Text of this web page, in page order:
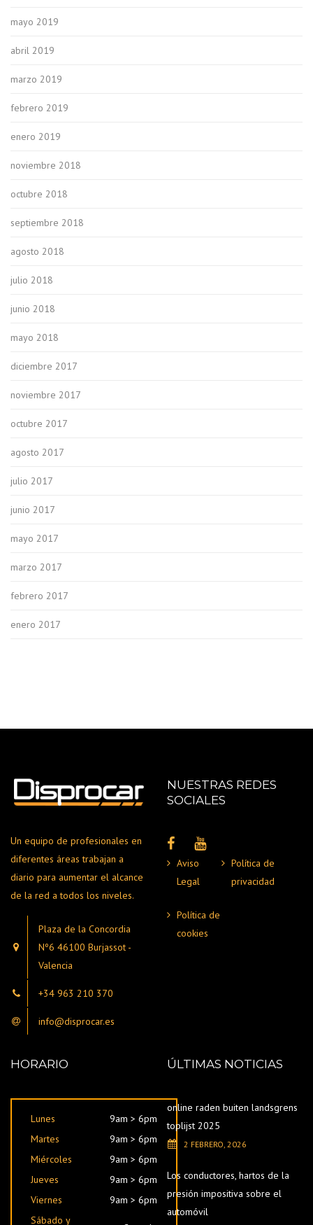
mayo 2019
abril 2019
marzo 2019
febrero 2019
enero 2019
noviembre 2018
octubre 2018
septiembre 2018
agosto 2018
julio 2018
junio 2018
mayo 2018
diciembre 2017
noviembre 2017
octubre 2017
agosto 2017
julio 2017
junio 2017
mayo 2017
marzo 2017
febrero 2017
enero 2017
Un equipo de profesionales en
diferentes áreas trabajan a
diario para aumentar el alcance
de la red a todos los niveles.
Plaza de la Concordia
Nº6 46100 Burjassot -
Valencia
+34 963 210 370
info@disprocar.es
NUESTRAS REDES
SOCIALES
Aviso
Legal
Política de
privacidad
Política de
cookies
HORARIO
Lunes
9am > 6pm
Martes
9am > 6pm
Miércoles
9am > 6pm
Jueves
9am > 6pm
Viernes
9am > 6pm
Sábado y
ÚLTIMAS NOTICIAS
online raden buiten landsgrens
toplijst 2025
2 FEBRERO, 2026
Los conductores, hartos de la
presión impositiva sobre el
automóvil